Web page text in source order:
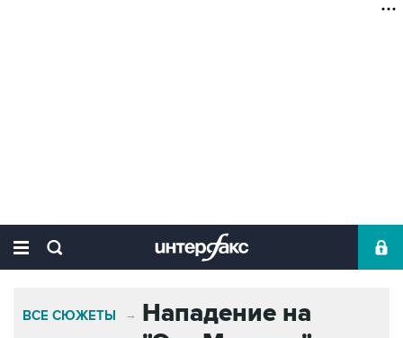
ВСЕ СЮЖЕТЫ →
Нападение на